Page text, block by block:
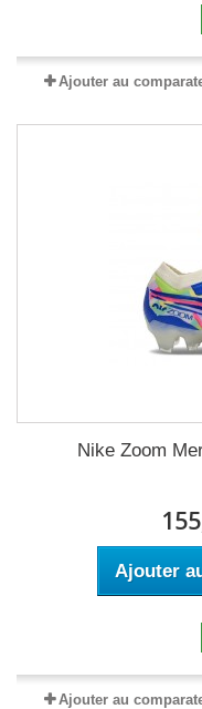
Ajouter au
Nike Zoom
Ajouter
Ajouter au